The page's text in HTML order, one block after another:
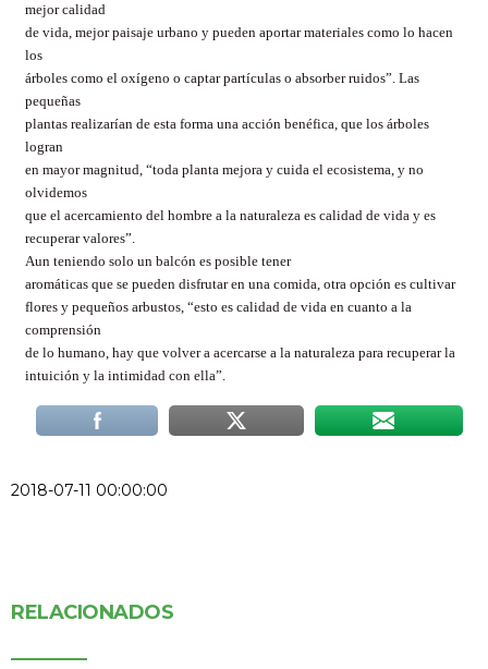
mejor calidad
de vida, mejor paisaje urbano y pueden aportar materiales como lo hacen
los
árboles como el oxígeno o captar partículas o absorber ruidos”. Las
pequeñas
plantas realizarían de esta forma una acción benéfica, que los árboles
logran
en mayor magnitud, “toda planta mejora y cuida el ecosistema, y no
olvidemos
que el acercamiento del hombre a la naturaleza es calidad de vida y es
recuperar valores”.
Aun teniendo solo un balcón es posible tener
aromáticas que se pueden disfrutar en una comida, otra opción es cultivar
flores y pequeños arbustos, “esto es calidad de vida en cuanto a la
comprensión
de lo humano, hay que volver a acercarse a la naturaleza para recuperar la
intuición y la intimidad con ella”.
2018-07-11 00:00:00
RELACIONADOS